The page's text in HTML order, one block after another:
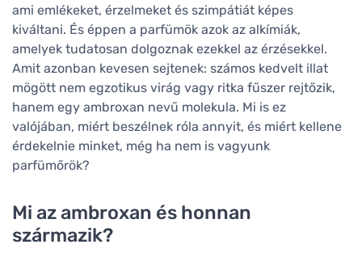
ami emlékeket, érzelmeket és szimpátiát képes
kiváltani. És éppen a parfümök azok az alkímiák,
amelyek tudatosan dolgoznak ezekkel az érzésekkel.
Amit azonban kevesen sejtenek: számos kedvelt illat
mögött nem egzotikus virág vagy ritka fűszer rejtőzik,
hanem egy ambroxan nevű molekula. Mi is ez
valójában, miért beszélnek róla annyit, és miért kellene
érdekelnie minket, még ha nem is vagyunk
parfümőrök?
Mi az ambroxan és honnan
származik?